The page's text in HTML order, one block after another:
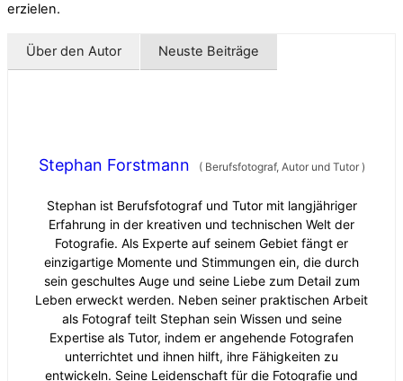
erzielen.
Über den Autor Neuste Beiträge
Stephan Forstmann (Berufsfotograf, Autor und Tutor )
Stephan ist Berufsfotograf und Tutor mit langjähriger
Erfahrung in der kreativen und technischen Welt der
Fotografie. Als Experte auf seinem Gebiet fängt er
einzigartige Momente und Stimmungen ein, die durch
sein geschultes Auge und seine Liebe zum Detail zum
Leben erweckt werden. Neben seiner praktischen Arbeit
als Fotograf teilt Stephan sein Wissen und seine
Expertise als Tutor, indem er angehende Fotografen
unterrichtet und ihnen hilft, ihre Fähigkeiten zu
entwickeln. Seine Leidenschaft für die Fotografie und